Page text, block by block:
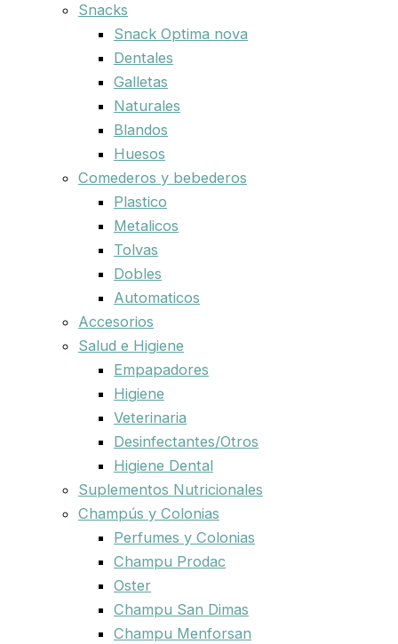
Snacks
Snack Optima nova
Dentales
Galletas
Naturales
Blandos
Huesos
Comederos y bebederos
Plastico
Metalicos
Tolvas
Dobles
Automaticos
Accesorios
Salud e Higiene
Empapadores
Higiene
Veterinaria
Desinfectantes/Otros
Higiene Dental
Suplementos Nutricionales
Champús y Colonias
Perfumes y Colonias
Champu Prodac
Oster
Champu San Dimas
Champu Menforsan